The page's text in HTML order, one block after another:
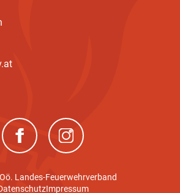
(neues Fenster)(neues Fenster)
Landes-Feuerwehrverband
Impressum